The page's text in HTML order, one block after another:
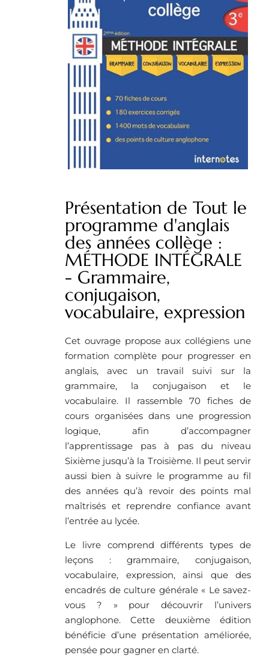
Présentation de Tout le
programme d'anglais
des années collège :
MÉTHODE INTÉGRALE
- Grammaire,
conjugaison,
vocabulaire, expression
Cet ouvrage propose aux collégiens une
formation complète pour progresser en
anglais, avec un travail suivi sur la
grammaire, la conjugaison et le
vocabulaire. Il rassemble 70 fiches de
cours organisées dans une progression
logique, afin d’accompagner
l’apprentissage pas à pas du niveau
Sixième jusqu’à la Troisième. Il peut servir
aussi bien à suivre le programme au fil
des années qu’à revoir des points mal
maîtrisés et reprendre confiance avant
l’entrée au lycée.
Le livre comprend différents types de
leçons : grammaire, conjugaison,
vocabulaire, expression, ainsi que des
encadrés de culture générale « Le savez-
vous ? » pour découvrir l’univers
anglophone. Cette deuxième édition
bénéficie d’une présentation améliorée,
pensée pour gagner en clarté.